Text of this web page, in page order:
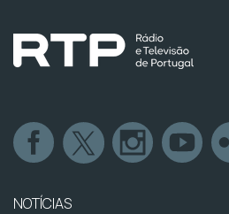
NOTÍCIAS